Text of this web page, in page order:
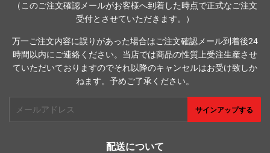
（このご注文確認メールがお客様へ到着した時点で正式なご注文
受付とさせていただきます。）
万一ご注文内容に誤りがあった場合はご注文確認メール到着後24
時間以内にご連絡ください。当店では商品の性質上受注生産させ
ていただいておりますのでそれ以降のキャンセルはお受け致しか
ねます。予めご了承ください。
サインアップする
配送について